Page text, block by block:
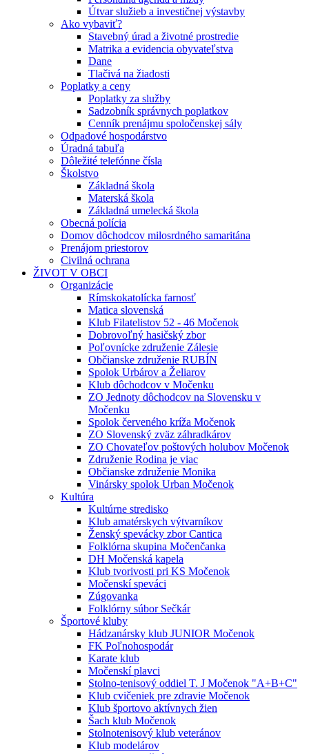
Útvar služieb a investičnej výstavby
Ako vybaviť?
Stavebný úrad a životné prostredie
Matrika a evidencia obyvateľstva
Dane
Tlačivá na žiadosti
Poplatky a ceny
Poplatky za služby
Sadzobník správnych poplatkov
Cenník prenájmu spoločenskej sály
Odpadové hospodárstvo
Úradná tabuľa
Dôležité telefónne čísla
Školstvo
Základná škola
Materská škola
Základná umelecká škola
Obecná polícia
Domov dôchodcov milosrdného samaritána
Prenájom priestorov
Civilná ochrana
ŽIVOT V OBCI
Organizácie
Rímskokatolícka farnosť
Matica slovenská
Klub Filatelistov 52 - 46 Močenok
Dobrovoľný hasičský zbor
Poľovnícke združenie Zálesie
Občianske združenie RUBÍN
Spolok Urbárov a Želiarov
Klub dôchodcov v Močenku
ZO Jednoty dôchodcov na Slovensku v
Močenku
Spolok červeného kríža Močenok
ZO Slovenský zväz záhradkárov
ZO Chovateľov poštových holubov Močenok
Združenie Rodina je viac
Občianske združenie Monika
Vinársky spolok Urban Močenok
Kultúra
Kultúrne stredisko
Klub amatérskych výtvarníkov
Ženský spevácky zbor Cantica
Folklórna skupina Močenčanka
DH Močenská kapela
Klub tvorivosti pri KS Močenok
Močenskí speváci
Zúgovanka
Folklórny súbor Sečkár
Športové kluby
Hádzanársky klub JUNIOR Močenok
FK Poľnohospodár
Karate klub
Močenskí plavci
Stolno-tenisový oddiel T. J Močenok "A+B+C"
Klub cvičeniek pre zdravie Močenok
Klub športovo aktívnych žien
Šach klub Močenok
Stolnotenisový klub veteránov
Klub modelárov